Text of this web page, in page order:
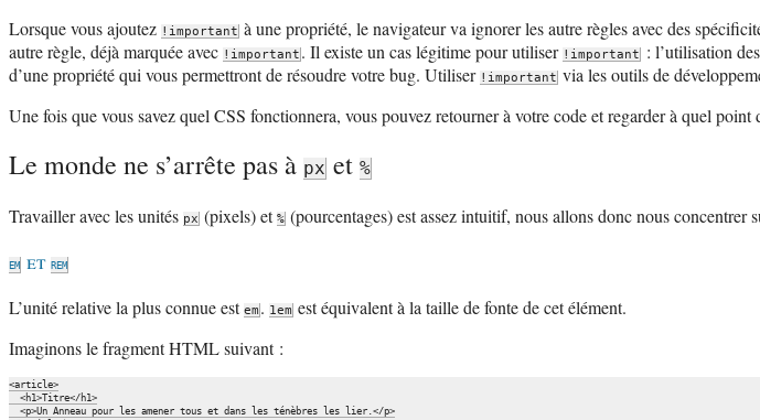
Lorsque vous ajoutez !important à une propriété, le navigateur va ignorer les autre règles avec des
autre règle, déjà marquée avec !important . Il existe un cas légitime pour utiliser !important
: l’utilisation
d’une propriété qui vous permettront de résoudre votre bug. Utiliser !important via les outils de
Une fois que vous savez quel CSS fonctionnera, vous pouvez retourner à votre code et regarder à quel point
Le monde ne s’arrête pas à px et %
Travailler avec les unités px (pixels) et % (pourcentages) est assez intuitif, nous allons donc nous concentrer
em et rem
L’unité relative la plus connue est em . 1em est équivalent à la taille de fonte de cet élément.
Imaginons le fragment HTML suivant :
<article>
  <h1>Titre</h1>
  <p>Un Anneau pour les amener tous et dans les ténèbres les lier.</p>